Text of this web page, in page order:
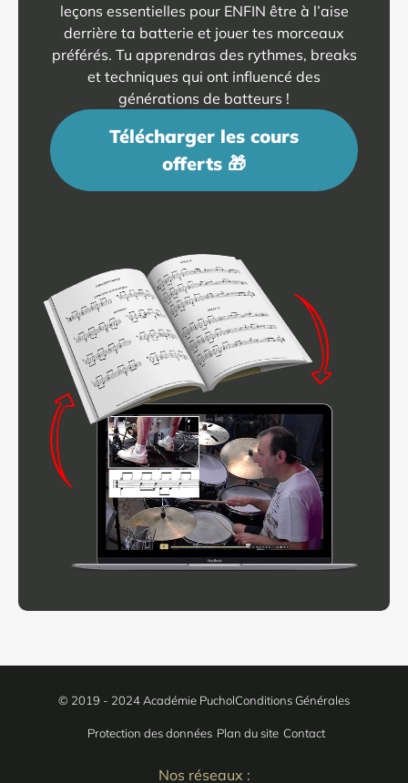
leçons essentielles pour ENFIN être à l’aise
derrière ta batterie et jouer tes morceaux
préférés. Tu apprendras des rythmes, breaks
et techniques qui ont influencé des
générations de batteurs !
Télécharger les cours
offerts 🎁
© 2019 - 2024 Académie PucholConditions Générales
Protection des données Plan du site Contact
Nos réseaux :